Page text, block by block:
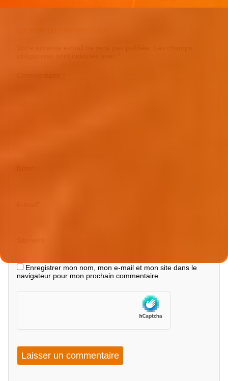
Enregistrer mon nom, mon e-mail et mon site dans le
navigateur pour mon prochain commentaire.